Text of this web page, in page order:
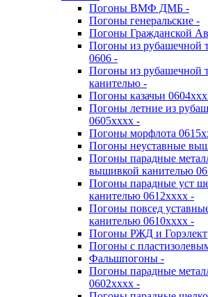
Погоны ВМФ ДМБ -
Погоны генеральские -
Погоны Гражданской
Погоны из рубашечной
0606 -
Погоны из рубашечной
канителью -
Погоны казачьи
Погоны летние из
0605хххх -
Погоны морфлота
Погоны неуставные
Погоны парадные
вышивкой канителью
Погоны парадные уст
канителью 0612хххх -
Погоны повсед
канителью 0610хххх -
Погоны РЖД и
Погоны с
Фальшпогоны -
Погоны парадные
0602хххх -